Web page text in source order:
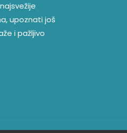
upoznati još
i pažljivo